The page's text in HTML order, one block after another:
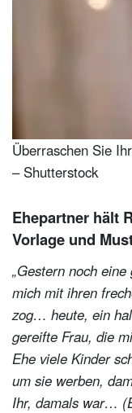
Überraschen Sie
– Shutterstock
Ehepartner hält
Vorlage und
„Gestern noch
mich mit ihren
zog… heute, ein
gereifte Frau, die
Ehe viele Kinder
um sie werben,
Ihr, damals war…